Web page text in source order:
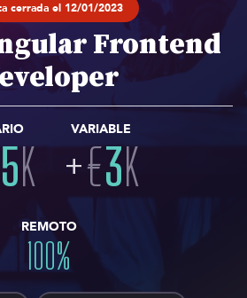
cerrada el 12/01/2023
Frontend
K
VARIABLE
+€3K
REMOTO
100%